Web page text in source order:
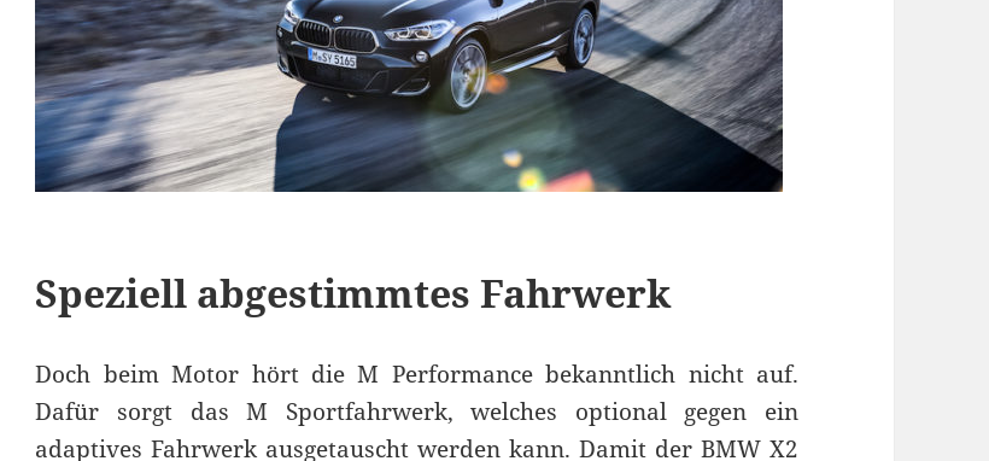
Speziell abgestimmtes Fahrwerk
Doch beim Motor hört die M Performance bekanntlich nicht auf.
Dafür sorgt das M Sportfahrwerk, welches optional gegen ein
adaptives Fahrwerk ausgetauscht werden kann. Damit der BMW X2